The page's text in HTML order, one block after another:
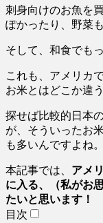
刺身向けのお魚を
ぽかったり、野菜
そして、和食でも
これも、アメリカ
お米とはどこか違
探せば比較的日本
が、そういったお
も多いんですよね。
本記事では、 アメ
に入る、（私がお
たいと思います！
目次